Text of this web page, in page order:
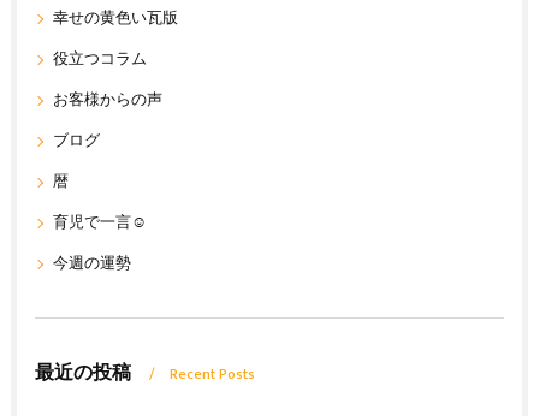
幸せの黄色い瓦版
役立つコラム
お客様からの声
ブログ
暦
育児で一言☺
今週の運勢
最近の投稿 Recent Posts